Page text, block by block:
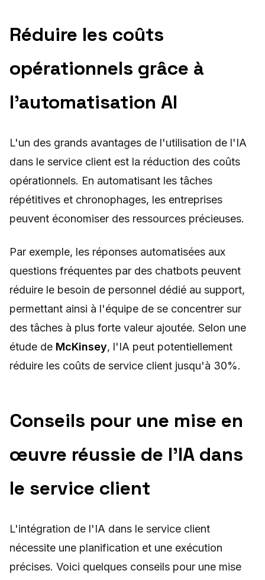
Réduire les coûts
opérationnels grâce à
l'automatisation AI
L'un des grands avantages de l'utilisation de l'IA
dans le service client est la réduction des coûts
opérationnels. En automatisant les tâches
répétitives et chronophages, les entreprises
peuvent économiser des ressources précieuses.
Par exemple, les réponses automatisées aux
questions fréquentes par des chatbots peuvent
réduire le besoin de personnel dédié au support,
permettant ainsi à l'équipe de se concentrer sur
des tâches à plus forte valeur ajoutée. Selon une
étude de McKinsey, l'IA peut potentiellement
réduire les coûts de service client jusqu'à 30%.
Conseils pour une mise en
œuvre réussie de l'IA dans
le service client
L'intégration de l'IA dans le service client
nécessite une planification et une exécution
précises. Voici quelques conseils pour une mise